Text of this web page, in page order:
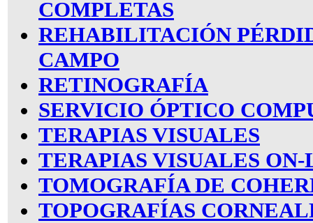
COMPLETAS
REHABILITACIÓN
CAMPO
RETINOGRAFÍA
SERVICIO ÓPTICO
TERAPIAS VISUALES
TERAPIAS VISUALES
TOMOGRAFÍA DE
TOPOGRAFÍAS